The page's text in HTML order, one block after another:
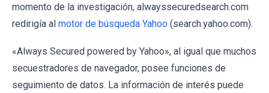
momento de la investigación, alwayssecuredsearch.com
redirigía al motor de búsqueda Yahoo (search.yahoo.com).
«Always Secured powered by Yahoo», al igual que muchos
secuestradores de navegador, posee funciones de
seguimiento de datos. La información de interés puede